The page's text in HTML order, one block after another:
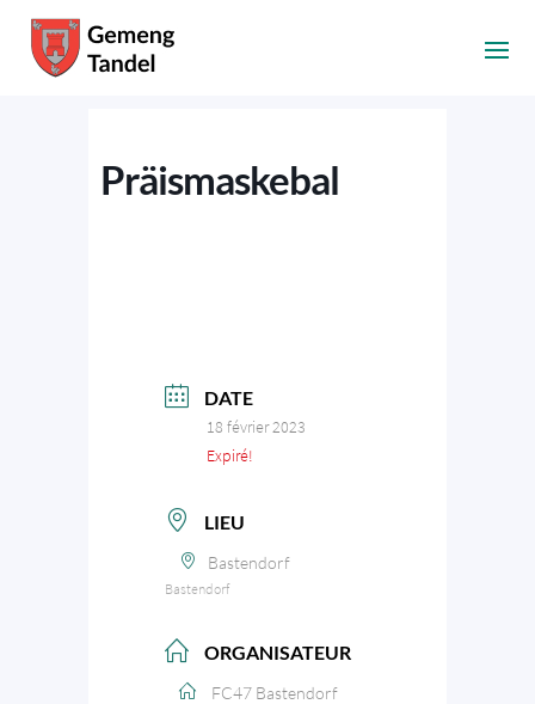
Präismaskebal
DATE
18 février 2023
Expiré!
LIEU
Bastendorf
Bastendorf
ORGANISATEUR
FC47 Bastendorf